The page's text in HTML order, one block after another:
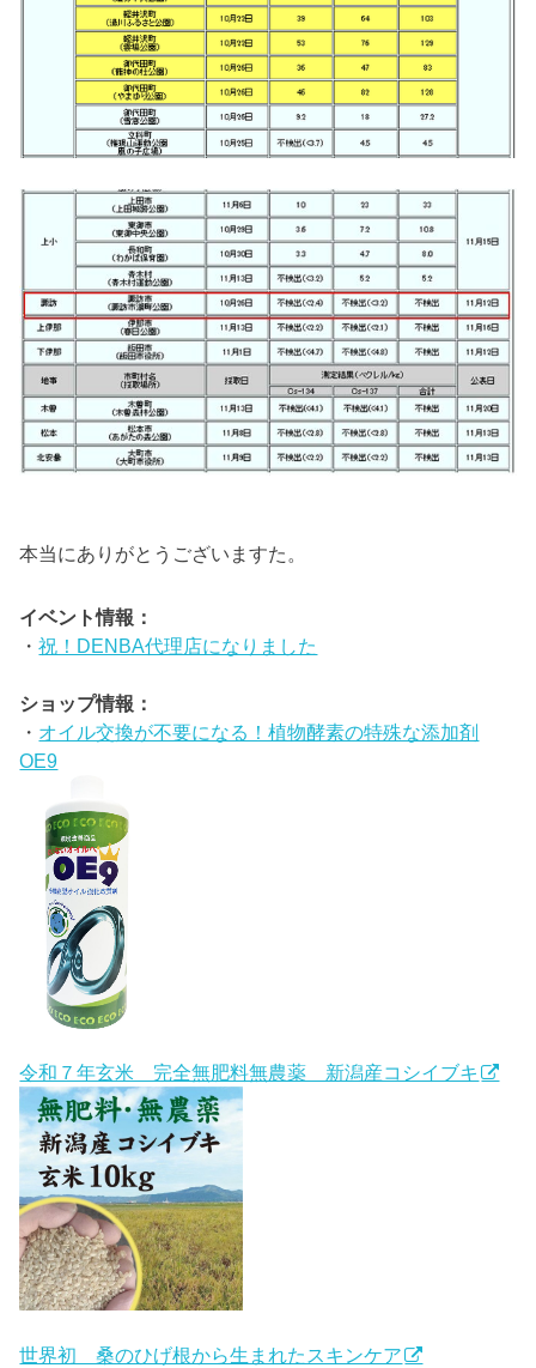
本当にありがとうございますた。
イベント情報：
・祝！DENBA代理店になりました
ショップ情報：
・ オイル交換が不要になる！植物酵素の特殊な添加剤
OE9
令和７年玄米 完全無肥料無農薬 新潟産コシイブキ
世界初 桑のひげ根から生まれたスキンケア